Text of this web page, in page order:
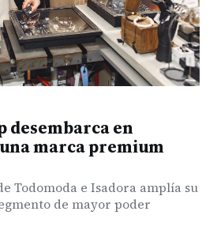
desembarca en
marca premium
Todomoda e Isadora amplía su
de mayor poder